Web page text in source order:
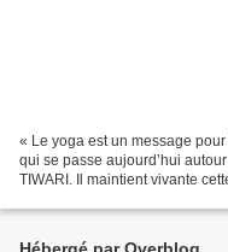
« Le yoga est un message
qui se passe aujourd’hui
TIWARI. Il maintient vivante